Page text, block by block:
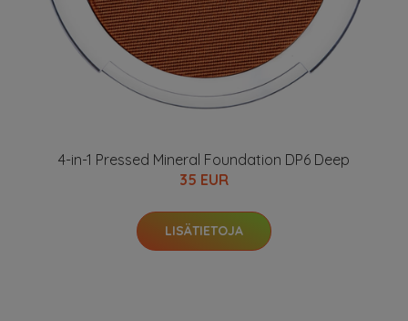
4-in-1 Pressed Mineral Foundation DP6 Deep
35 EUR
LISÄTIETOJA